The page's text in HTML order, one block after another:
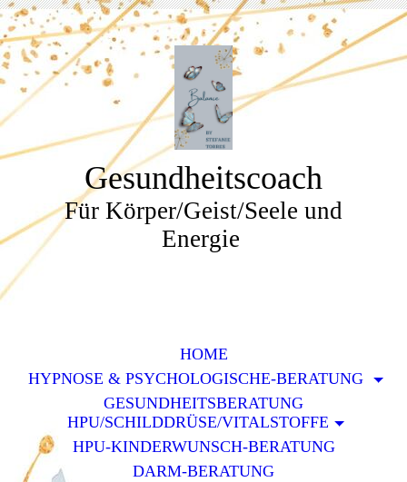
Gesundheitscoach
Für Körper/Geist/Seele und
Energie
HOME
HYPNOSE & PSYCHOLOGISCHE-BERATUNG
GESUNDHEITSBERATUNG
HPU/SCHILDDRÜSE/VITALSTOFFE
HPU-KINDERWUNSCH-BERATUNG
DARM-BERATUNG